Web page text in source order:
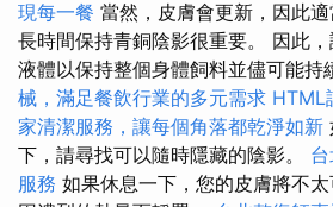
現每一餐 當然，皮膚會更新，因此
長時間保持青銅陰影很重要。 因此
液體以保持整個身體飼料並儘可能持
械，滿足餐飲行業的多元需求 HTML
家清潔服務，讓每個角落都乾淨如新
下，請尋找可以隨時隱藏的陰影。
服務 如果休息一下，您的皮膚將不